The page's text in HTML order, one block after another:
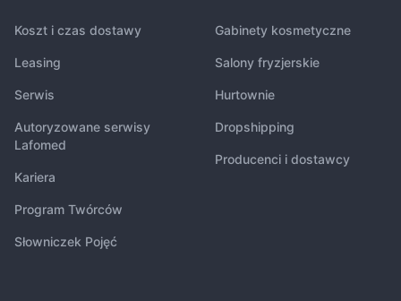
Koszt i czas dostawy
Leasing
Serwis
Autoryzowane serwisy
Lafomed
Kariera
Program Twórców
Słowniczek Pojęć
Gabinety kosmetyczne
Salony fryzjerskie
Hurtownie
Dropshipping
Producenci i dostawcy